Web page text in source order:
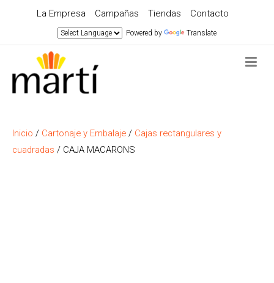
La Empresa Campañas Tiendas Contacto
Powered by Translate
Inicio / Cartonaje y Embalaje / Cajas rectangulares y
cuadradas / CAJA MACARONS